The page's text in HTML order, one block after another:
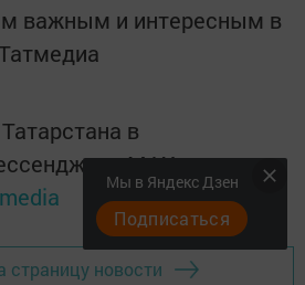
важным и интересным в
в
MАХ:
страницу новости
Мы в Яндекс Дзен
Подписаться